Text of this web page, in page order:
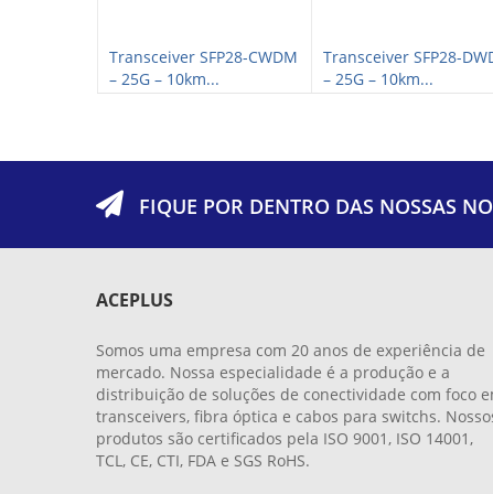
Transceiver SFP28-CWDM
– 25G – 10km...
Transceiver SFP28-
– 25G – 10km...
FIQUE POR DENTRO DAS NOSSAS
ACEPLUS
Somos uma empresa com 20 anos de experiência de
mercado. Nossa especialidade é a produção e a
distribuição de soluções de conectividade com foco
transceivers, fibra óptica e cabos para switchs.
produtos são certificados pela ISO 9001, ISO 14001,
TCL, CE, CTI, FDA e SGS RoHS.